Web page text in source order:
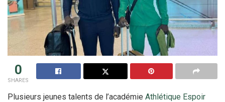
0
SHARES
Plusieurs jeunes talents de l’académie Athlétique Espoir